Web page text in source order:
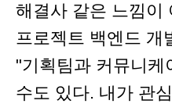
해결사 같은 느낌이
프로젝트 백엔드 개
"기획팀과 커뮤니케
수도 있다. 내가 관